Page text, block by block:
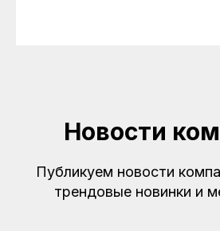
Новости
Публикуем новости
трендовые новинки и